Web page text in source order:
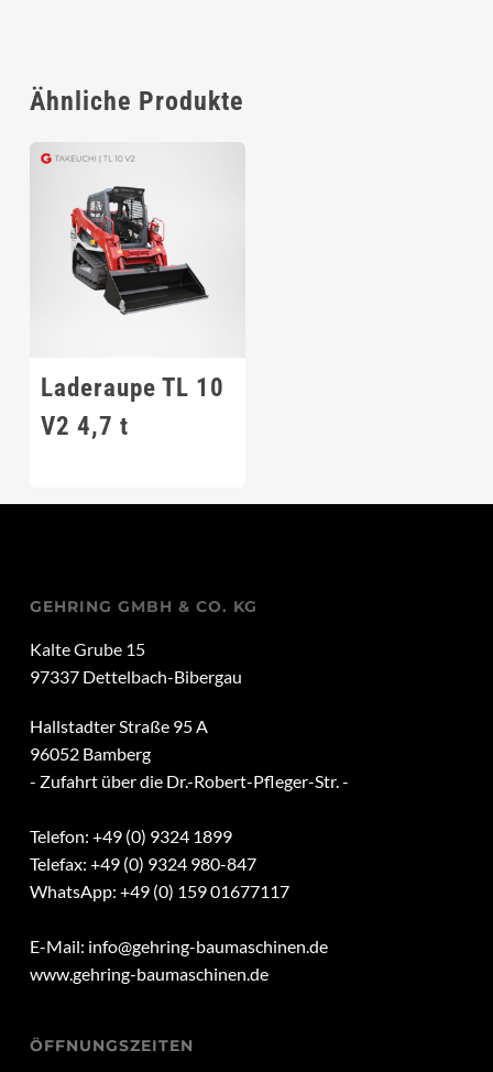
Ähnliche Produkte
Laderaupe TL 10
V2 4,7 t
GEHRING GMBH & CO. KG
Kalte Grube 15
97337 Dettelbach-Bibergau
Hallstadter Straße 95 A
96052 Bamberg
- Zufahrt über die Dr.-Robert-Pfleger-Str. -
Telefon: +49 (0) 9324 1899
Telefax: +49 (0) 9324 980-847
WhatsApp: +49 (0) 159 01677117
E-Mail: info@gehring-baumaschinen.de
www.gehring-baumaschinen.de
ÖFFNUNGSZEITEN